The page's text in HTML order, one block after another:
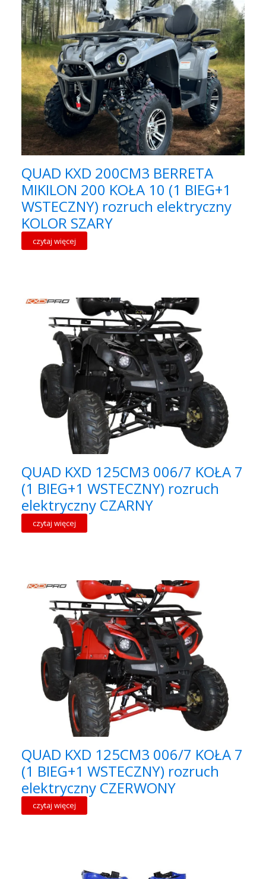
QUAD KXD 200CM3 BERRETA
MIKILON 200 KOŁA 10 (1 BIEG+1
WSTECZNY) rozruch elektryczny
KOLOR SZARY
czytaj więcej
QUAD KXD 125CM3 006/7 KOŁA 7
(1 BIEG+1 WSTECZNY) rozruch
elektryczny CZARNY
czytaj więcej
QUAD KXD 125CM3 006/7 KOŁA 7
(1 BIEG+1 WSTECZNY) rozruch
elektryczny CZERWONY
czytaj więcej